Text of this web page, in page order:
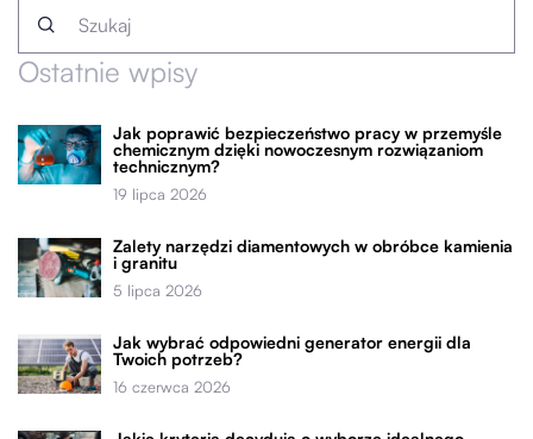
Ostatnie wpisy
Jak poprawić bezpieczeństwo pracy w przemyśle
chemicznym dzięki nowoczesnym rozwiązaniom
technicznym?
19 lipca 2026
Zalety narzędzi diamentowych w obróbce kamienia
i granitu
5 lipca 2026
Jak wybrać odpowiedni generator energii dla
Twoich potrzeb?
16 czerwca 2026